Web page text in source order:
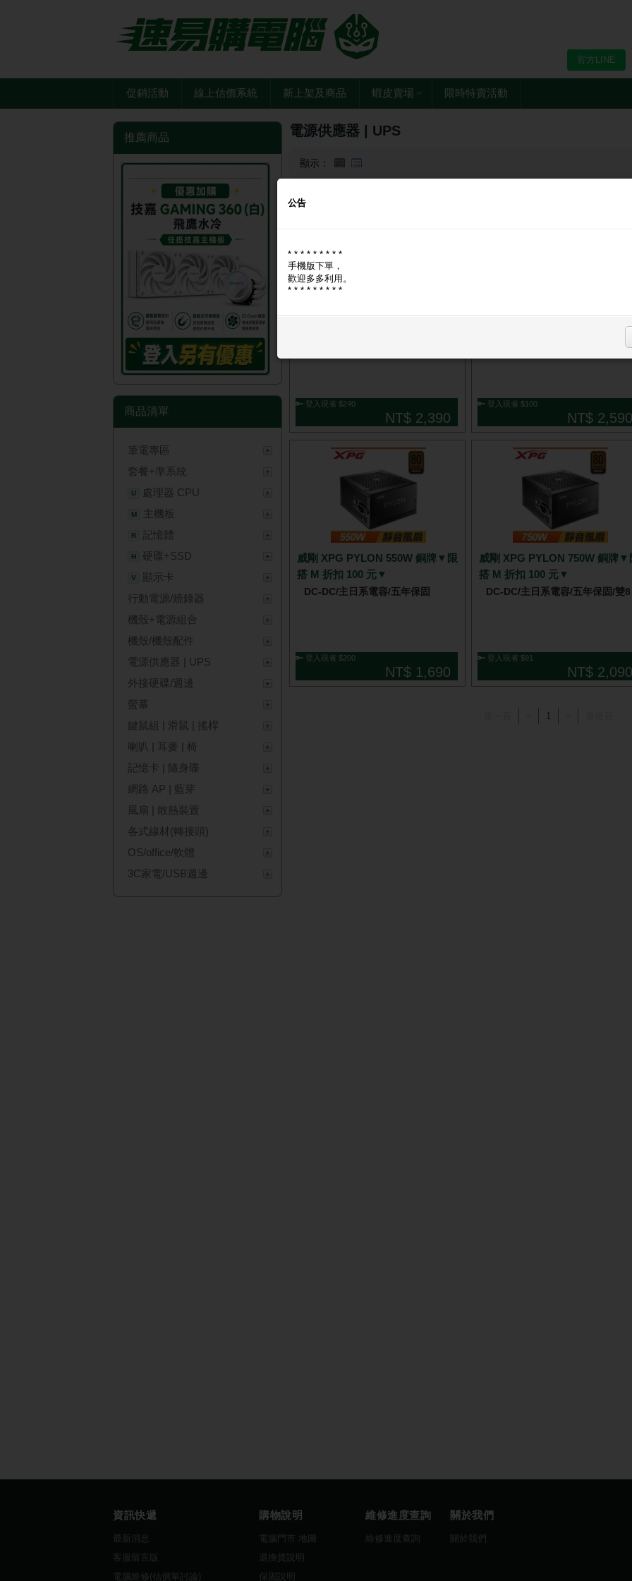
官方LINE
促銷活動 線上估價系統 新上架及商品 蝦皮賣場 限時特賣活動
推薦商品
商品清單
筆電專區
套餐+準系統
U 處理器 CPU
M 主機板
R 記憶體
H 硬碟+SSD
V
顯示卡
行動電源/燒錄器
機殼+電源組合
機殼/機殼配件
電源供應器 | UPS
外接硬碟/週邊
螢幕
鍵鼠組 | 滑鼠 | 搖桿
喇叭 | 耳麥 | 椅
記憶卡 | 隨身碟
網路 AP | 藍芽
風扇 | 散熱裝置
各式線材(轉接頭)
OS/office/軟體
3C家電/USB週邊
電源供應器 | UPS
顯示：
▼限搭 M 折扣 100 元▼
🔑 登入現省 $240
NT$ 2,390
▼限搭 M 折扣 70 元▼
🔑 登入現省 $100
NT$ 2,590
威剛 XPG PYLON 550W 銅牌▼限
搭 M 折扣 100 元▼
DC-DC/主日系電容/五年保固
🔑 登入現省 $200
NT$ 1,690
威剛 XPG PYLON 750W 銅牌▼
搭 M 折扣 100 元▼
DC-DC/主日系電容/五年保固/雙8
🔑 登入現省 $91
NT$ 2,090
1
資訊快遞
最新消息
客服留言版
電腦維修(估價單討論)
購物說明
電腦門市 地圖
退換貨說明
保固說明
維修進度查詢
維修進度查詢
關於我們
關於我們
公告
* * * * * * * * *
手機版下單，
歡迎多多利用。
* * * * * * * * *